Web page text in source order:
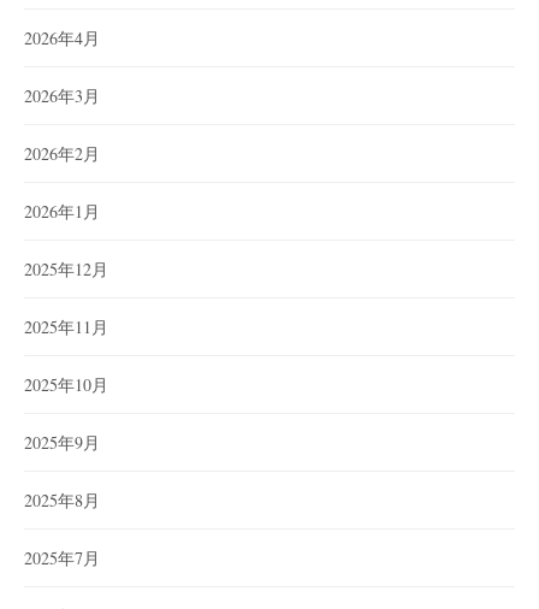
2026年4月
2026年3月
2026年2月
2026年1月
2025年12月
2025年11月
2025年10月
2025年9月
2025年8月
2025年7月